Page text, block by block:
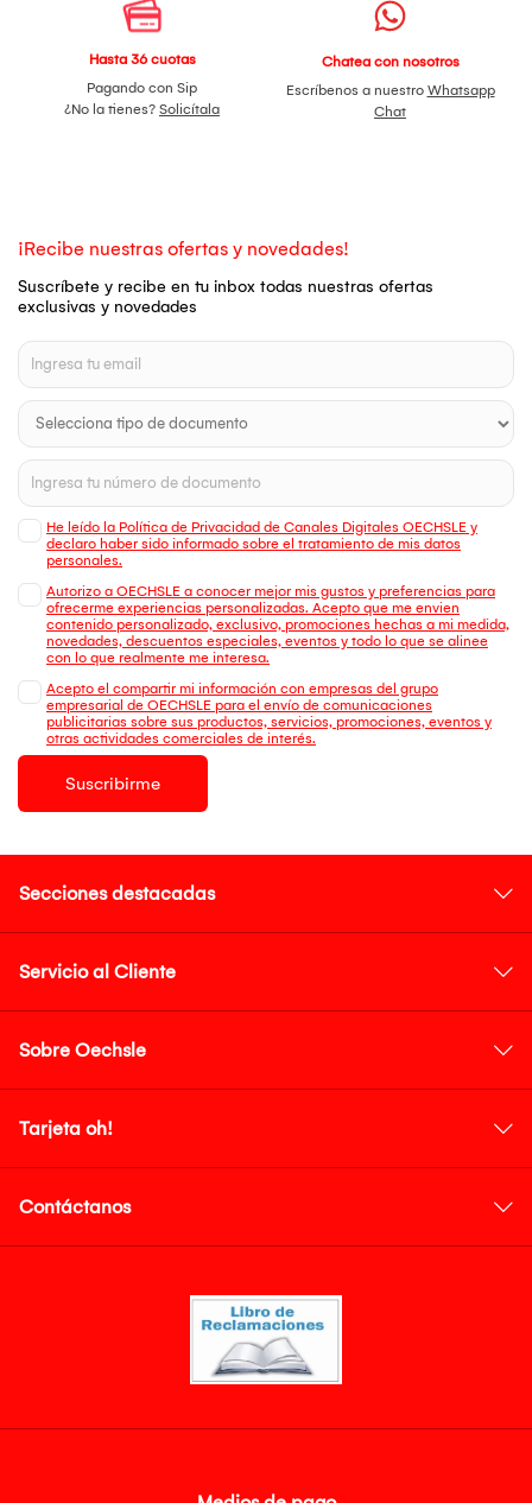
Hasta 36 cuotas
Pagando con Sip
¿No la tienes? Solicítala
Chatea con nosotros
Escríbenos a nuestro Whatsapp
Chat
¡Recibe nuestras ofertas y novedades!
Suscríbete y recibe en tu inbox todas nuestras ofertas
exclusivas y novedades
He leído la Política de Privacidad de Canales Digitales OECHSLE y
declaro haber sido informado sobre el tratamiento de mis datos
personales.
Autorizo a OECHSLE a conocer mejor mis gustos y preferencias para
ofrecerme experiencias personalizadas. Acepto que me envien
contenido personalizado, exclusivo, promociones hechas a mi medida,
novedades, descuentos especiales, eventos y todo lo que se alinee
con lo que realmente me interesa.
Acepto el compartir mi información con empresas del grupo
empresarial de OECHSLE para el envío de comunicaciones
publicitarias sobre sus productos, servicios, promociones, eventos y
otras actividades comerciales de interés.
Suscribirme
Secciones destacadas
Servicio al Cliente
Sobre Oechsle
Tarjeta oh!
Contáctanos